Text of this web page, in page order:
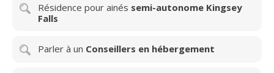
Résidence pour ainés semi-autonome Kingsey
Falls
Parler à un Conseillers en hébergement